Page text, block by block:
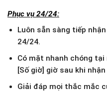
Phục vụ 24/24:
Luôn sẵn sàng tiếp
24/24.
Có mặt nhanh chóng
[Số giờ] giờ sau khi
Giải đáp mọi thắc mắc